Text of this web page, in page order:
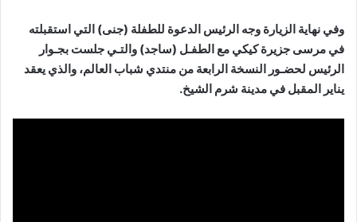
وفي نهاية الزيارة وجه الرئيس الدعوة للطفلة (جنى) التي استقبلته
في مرسى جزيرة كيكي مع الطفـل (ساجد) والتـي جلست بجـوار
الرئيس لحضـور النسخة الرابعة من منتدي شباب العالم، والذي يعقد
يناير المقبل في مدينة شرم الشيخ.